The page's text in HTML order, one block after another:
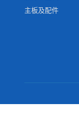
主板及配件